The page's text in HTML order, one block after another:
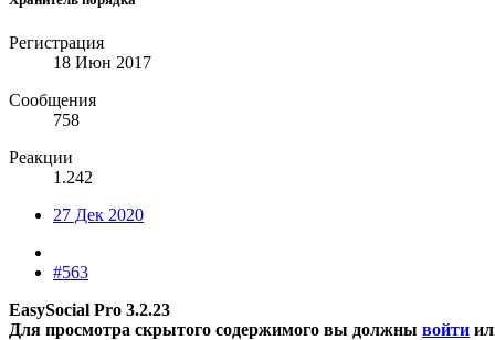
Регистрация
18 Июн 2017
Сообщения
758
Реакции
1.242
27 Дек 2020
#563
EasySocial Pro 3.2.23
Для просмотра скрытого содержимого вы должны войти